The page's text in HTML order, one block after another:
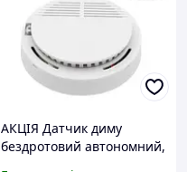
АКЦІЯ Датчик диму
бездротовий автономний,